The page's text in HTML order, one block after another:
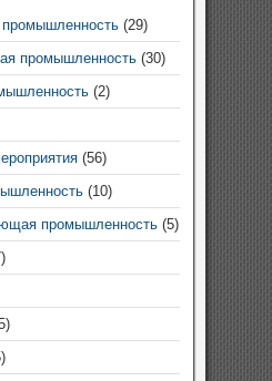
(29)
промышленность(30)
(2)
(56)
(10)
промышленность(5)